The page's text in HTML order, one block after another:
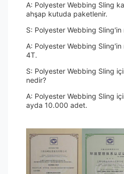
A: Polyester Webbing Sling
ahşap kutuda paketlenir.
S: Polyester Webbing Sling'in
A: Polyester Webbing Sling'in
4T.
S: Polyester Webbing Sling
nedir?
A: Polyester Webbing Sling
ayda 10.000 adet.